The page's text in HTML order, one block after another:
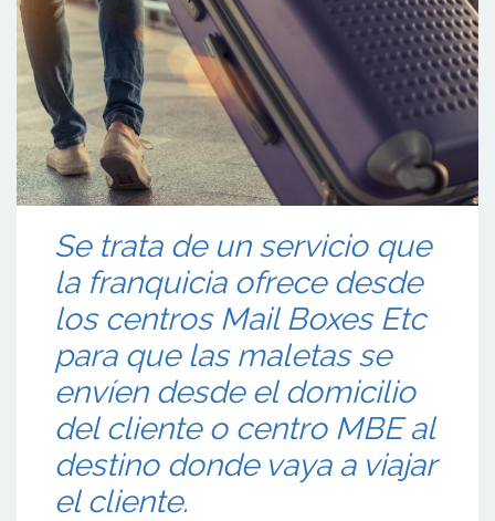
Se trata de un servicio que
la franquicia ofrece desde
los centros Mail Boxes Etc
para que las maletas se
envíen desde el domicilio
del cliente o centro MBE al
destino donde vaya a viajar
el cliente.